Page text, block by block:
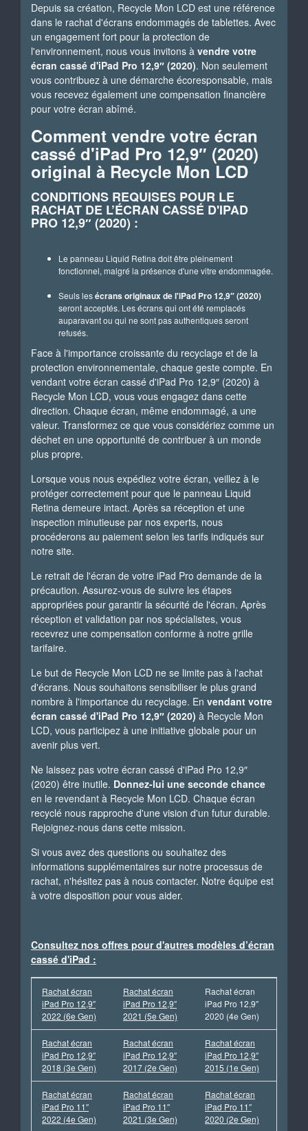
Depuis sa création, Recycle Mon LCD est une référence
dans le rachat d'écrans endommagés de tablettes. Avec
un engagement fort pour la protection de
l'environnement, nous vous invitons à vendre votre
écran cassé d'iPad Pro 12,9″ (2020). Non seulement
vous contribuez à une démarche écoresponsable, mais
vous recevez également une compensation financière
pour votre écran abîmé.
Comment vendre votre écran
cassé d'iPad Pro 12,9″ (2020)
original à Recycle Mon LCD
CONDITIONS REQUISES POUR LE
RACHAT DE L’ÉCRAN CASSÉ D'IPAD
PRO 12,9″ (2020) :
Le panneau Liquid Retina doit être pleinement
fonctionnel, malgré la présence d'une vitre endommagée.
Seuls lesécrans originaux de l'iPad Pro 12,9″ (2020)
seront acceptés. Les écrans qui ont été remplacés
auparavant ou qui ne sont pas authentiques seront
refusés.
Face à l'importance croissante du recyclage et de la
protection environnementale, chaque geste compte. En
vendant votre écran cassé d'iPad Pro 12,9″ (2020) à
Recycle Mon LCD, vous vous engagez dans cette
direction. Chaque écran, même endommagé, a une
valeur. Transformez ce que vous considériez comme un
déchet en une opportunité de contribuer à un monde
plus propre.
Lorsque vous nous expédiez votre écran, veillez à le
protéger correctement pour que le panneau Liquid
Retina demeure intact. Après sa réception et une
inspection minutieuse par nos experts, nous
procéderons au paiement selon les tarifs indiqués sur
notre site.
Le retrait de l'écran de votre iPad Pro demande de la
précaution. Assurez-vous de suivre les étapes
appropriées pour garantir la sécurité de l'écran. Après
réception et validation par nos spécialistes, vous
recevrez une compensation conforme à notre grille
tarifaire.
Le but de Recycle Mon LCD ne se limite pas à l'achat
d'écrans. Nous souhaitons sensibiliser le plus grand
nombre à l'importance du recyclage. En vendant votre
écran cassé d'iPad Pro 12,9″ (2020) à Recycle Mon
LCD, vous participez à une initiative globale pour un
avenir plus vert.
Ne laissez pas votre écran cassé d'iPad Pro 12,9″
(2020) être inutile. Donnez-lui une seconde chance
en le revendant à Recycle Mon LCD. Chaque écran
recyclé nous rapproche d'une vision d'un futur durable.
Rejoignez-nous dans cette mission.
Si vous avez des questions ou souhaitez des
informations supplémentaires sur notre processus de
rachat, n'hésitez pas à nous contacter. Notre équipe est
à votre disposition pour vous aider.
Consultez nos offres pour d'autres modèles d’écran
cassé d'iPad :
Rachat écran
iPad Pro 12,9″
2022 (6e Gen)
Rachat écran
iPad Pro 12,9″
2021 (5e Gen)
Rachat écran
iPad Pro 12,9″
2020 (4e Gen)
Rachat écran
iPad Pro 12,9″
2018 (3e Gen)
Rachat écran
iPad Pro 12,9″
2017 (2e Gen)
Rachat écran
iPad Pro 12,9″
2015 (1e Gen)
Rachat écran
iPad Pro 11″
2022 (4e Gen)
Rachat écran
iPad Pro 11″
2021 (3e Gen)
Rachat écran
iPad Pro 11″
2020 (2e Gen)